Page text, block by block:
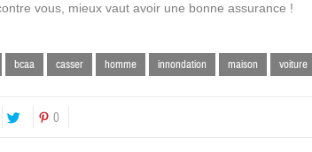
vous, mieux vaut avoir une bonne assurance !
bcaa casser homme innondation maison voiture
0